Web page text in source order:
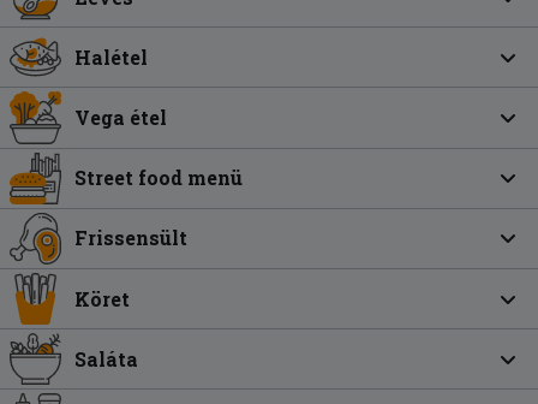
Halétel
Vega étel
Street food menü
Frissensült
Köret
Saláta